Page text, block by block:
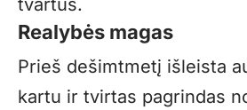
Realybės magas
Prieš dešimtmetį išleista
kartu ir tvirtas pagrindas